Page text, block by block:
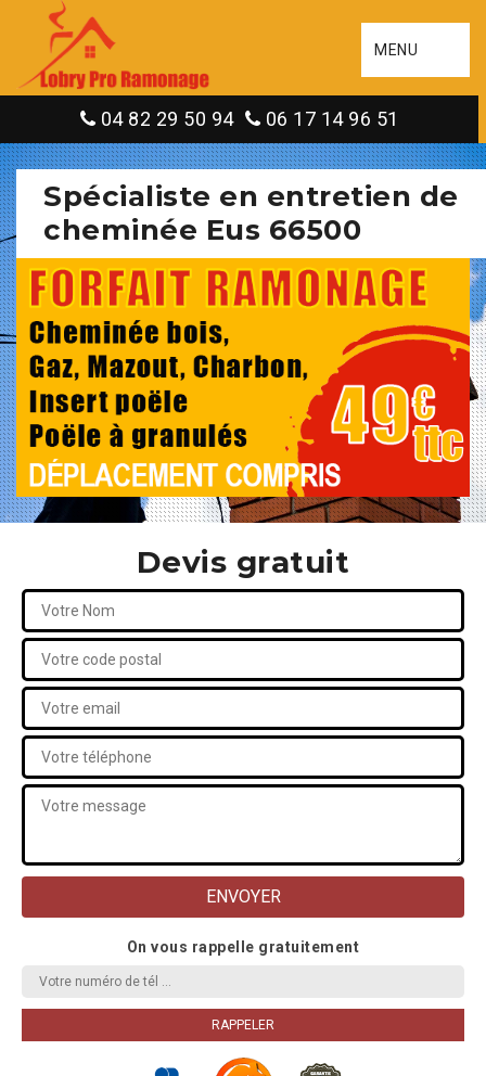
MENU
04 82 29 50 94 06 17 14 96 51
Spécialiste en entretien de
cheminée Eus 66500
Devis gratuit
On vous rappelle gratuitement